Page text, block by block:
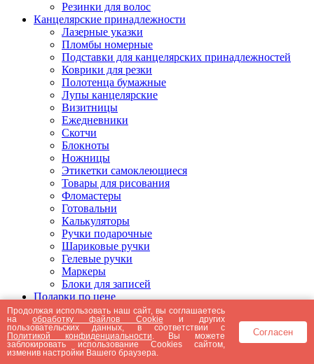
Резинки для волос
Канцелярские принадлежности
Лазерные указки
Пломбы номерные
Подставки для канцелярских принадлежностей
Коврики для резки
Полотенца бумажные
Лупы канцелярские
Визитницы
Ежедневники
Скотчи
Блокноты
Ножницы
Этикетки самоклеющиеся
Товары для рисования
Фломастеры
Готовальни
Калькуляторы
Ручки подарочные
Шариковые ручки
Гелевые ручки
Маркеры
Блоки для записей
Подарки по цене
Подарки от 5000 рублей
Подарки до 5000 рублей
Подарки до 3000 рублей
Подарки до 2000 рублей
Подарки до 1000 рублей
Продолжая использовать наш сайт, вы соглашаетесь
наобработку файлов Cookie и других
пользовательских данных, в соответствии с
Политикой конфиденциальности . Вы можете
заблокировать использование Cookies сайтом,
изменив настройки Вашего браузера.
Согласен